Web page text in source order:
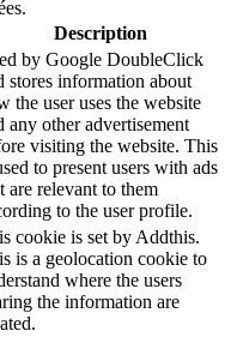
Description
by Google DoubleClick
stores information about
the user uses the website
any other advertisement
visiting the website. This
to present users with ads
are relevant to them
to the user profile.
cookie is set by Addthis.
is a geolocation cookie to
where the users
the information are